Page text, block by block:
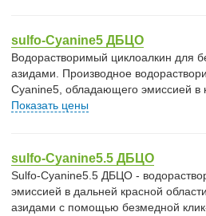
sulfo-Cyanine5 ДБЦО
Водорастворимый циклоалкин для
азидами. Производное
Cyanine5, обладающего эмиссией в
Показать цены
sulfo-Cyanine5.5 ДБЦО
Sulfo-Cyanine5.5 ДБЦО -
эмиссией в дальней красной
азидами с помощью безмедной